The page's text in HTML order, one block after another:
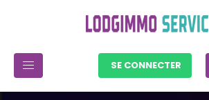
SE CONNECTER